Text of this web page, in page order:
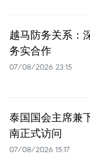
越马防务关系：
务实合作
07/08/2026 23:15
泰国国会主席兼
南正式访问
07/08/2026 15:17